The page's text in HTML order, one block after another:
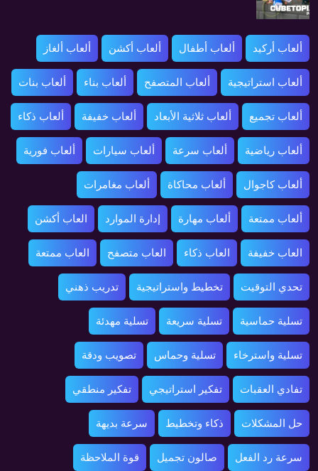
ألعاب أركيد ألعاب أطفال ألعاب أكشن ألعاب ألغاز
ألعاب استراتيجية ألعاب المتصفح ألعاب بناء ألعاب بنات
ألعاب تجميع ألعاب ثلاثية الأبعاد ألعاب خفيفة ألعاب ذكاء
ألعاب رياضية ألعاب سرعة ألعاب سيارات ألعاب فورية
ألعاب كاجوال ألعاب محاكاة ألعاب مغامرات
ألعاب ممتعة ألعاب مهارة إدارة الموارد العاب أكشن
العاب خفيفة العاب ذكاء العاب متصفح العاب ممتعة
تحدي التوقيت تخطيط واستراتيجية تدريب ذهني
تسلية حماسية تسلية سريعة تسلية مهدئة
تسلية واسترخاء تسلية وحماس تصويب ودقة
تفادي العقبات تفكير استراتيجي تفكير منطقي
حل المشكلات ذكاء وتخطيط سرعة بديهة
سرعة رد الفعل صالون تجميل قوة الملاحظة